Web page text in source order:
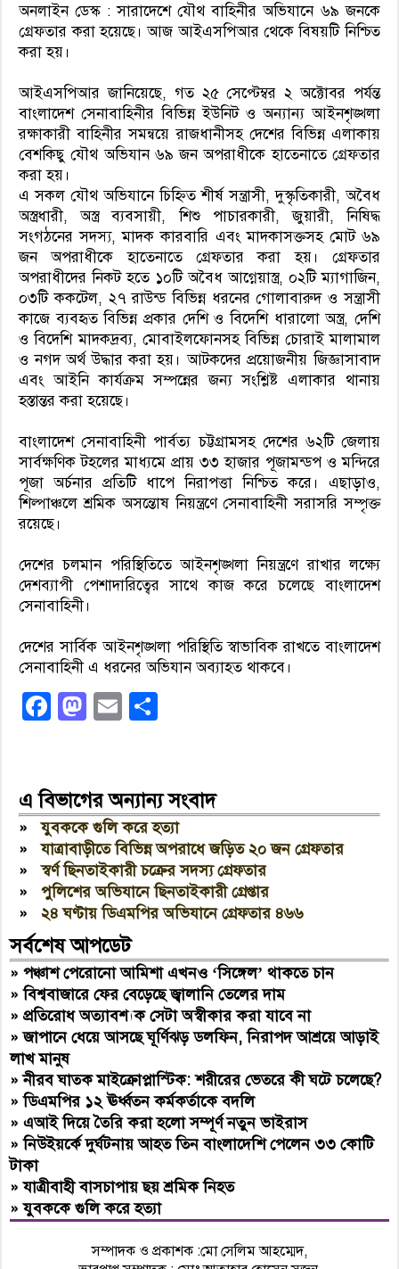
অনলাইন ডেস্ক : সারাদেশে যৌথ বাহিনীর অভিযানে ৬৯ জনকে
গ্রেফতার করা হয়েছে। আজ আইএসপিআর থেকে বিষয়টি নিশ্চিত
করা হয়।
আইএসপিআর জানিয়েছে, গত ২৫ সেপ্টেম্বর ২ অক্টোবর পর্যন্ত
বাংলাদেশ সেনাবাহিনীর বিভিন্ন ইউনিট ও অন্যান্য আইনশৃঙ্খলা
রক্ষাকারী বাহিনীর সমন্বয়ে রাজধানীসহ দেশের বিভিন্ন এলাকায়
বেশকিছু যৌথ অভিযান ৬৯ জন অপরাধীকে হাতেনাতে গ্রেফতার
করা হয়।
এ সকল যৌথ অভিযানে চিহ্নিত শীর্ষ সন্ত্রাসী, দুস্কৃতিকারী, অবৈধ
অস্ত্রধারী, অস্ত্র ব্যবসায়ী, শিশু পাচারকারী, জুয়ারী, নিষিদ্ধ
সংগঠনের সদস্য, মাদক কারবারি এবং মাদকাসক্তসহ মোট ৬৯
জন অপরাধীকে হাতেনাতে গ্রেফতার করা হয়। গ্রেফতার
অপরাধীদের নিকট হতে ১০টি অবৈধ আগ্নেয়াস্ত্র, ০২টি ম্যাগাজিন,
০৩টি ককটেল, ২৭ রাউন্ড বিভিন্ন ধরনের গোলাবারুদ ও সন্ত্রাসী
কাজে ব্যবহৃত বিভিন্ন প্রকার দেশি ও বিদেশি ধারালো অস্ত্র, দেশি
ও বিদেশি মাদকদ্রব্য, মোবাইলফোনসহ বিভিন্ন চোরাই মালামাল
ও নগদ অর্থ উদ্ধার করা হয়। আটকদের প্রয়োজনীয় জিজ্ঞাসাবাদ
এবং আইনি কার্যক্রম সম্পন্নের জন্য সংশ্লিষ্ট এলাকার থানায়
হস্তান্তর করা হয়েছে।
বাংলাদেশ সেনাবাহিনী পার্বত্য চট্টগ্রামসহ দেশের ৬২টি জেলায়
সার্বক্ষণিক টহলের মাধ্যমে প্রায় ৩৩ হাজার পূজামন্ডপ ও মন্দিরে
পূজা অর্চনার প্রতিটি ধাপে নিরাপত্তা নিশ্চিত করে। এছাড়াও,
শিল্পাঞ্চলে শ্রমিক অসন্তোষ নিয়ন্ত্রণে সেনাবাহিনী সরাসরি সম্পৃক্ত
রয়েছে।
দেশের চলমান পরিস্থিতিতে আইনশৃঙ্খলা নিয়ন্ত্রণে রাখার লক্ষ্যে
দেশব্যাপী পেশাদারিত্বের সাথে কাজ করে চলেছে বাংলাদেশ
সেনাবাহিনী।
দেশের সার্বিক আইনশৃঙ্খলা পরিস্থিতি স্বাভাবিক রাখতে বাংলাদেশ
সেনাবাহিনী এ ধরনের অভিযান অব্যাহত থাকবে।
Facebook
Mastodon
Email
এ বিভাগের অন্যান্য সংবাদ
»যুবককে গুলি করে হত্যা
»যাত্রাবাড়ীতে বিভিন্ন অপরাধে জড়িত ২০ জন গ্রেফতার
»স্বর্ণ ছিনতাইকারী চক্রের সদস্য গ্রেফতার
»পুলিশের অভিযানে ছিনতাইকারী গ্রেপ্তার
»২৪ ঘণ্টায় ডিএমপির অভিযানে গ্রেফতার ৪৬৬
সর্বশেষ আপডেট
»পঞ্চাশ পেরোনো আমিশা এখনও ‘সিঙ্গেল’ থাকতে চান
»বিশ্ববাজারে ফের বেড়েছে জ্বালানি তেলের দাম
»প্রতিরোধ অত্যাবশ্যক সেটা অস্বীকার করা যাবে না
»জাপানে ধেয়ে আসছে ঘূর্ণিঝড় ডলফিন, নিরাপদ আশ্রয়ে আড়াই
লাখ মানুষ
»নীরব ঘাতক মাইক্রোপ্লাস্টিক: শরীরের ভেতরে কী ঘটে চলেছে?
»ডিএমপির ১২ ঊর্ধ্বতন কর্মকর্তাকে বদলি
»এআই দিয়ে তৈরি করা হলো সম্পূর্ণ নতুন ভাইরাস
»নিউইয়র্কে দুর্ঘটনায় আহত তিন বাংলাদেশি পেলেন ৩৩ কোটি
টাকা
»যাত্রীবাহী বাসচাপায় ছয় শ্রমিক নিহত
»যুবককে গুলি করে হত্যা
সম্পাদক ও প্রকাশক :মো সেলিম আহম্মেদ,